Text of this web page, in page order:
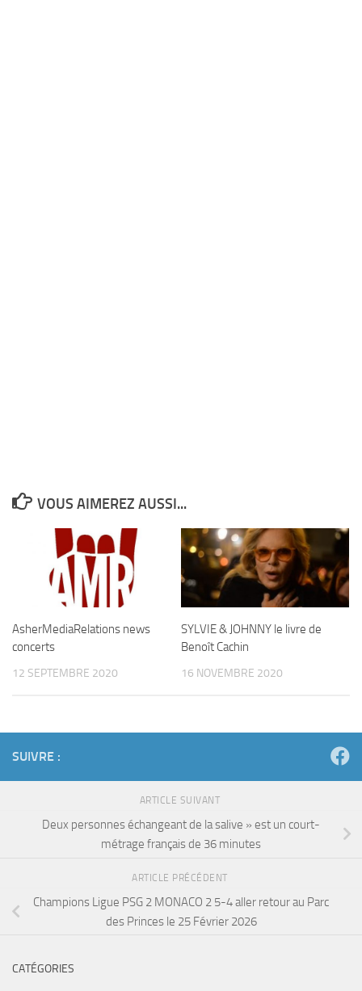
VOUS AIMEREZ AUSSI...
AsherMediaRelations news
concerts
12 SEPTEMBRE 2020
SYLVIE & JOHNNY le livre de
Benoît Cachin
16 NOVEMBRE 2020
SUIVRE :
ARTICLE SUIVANT
Deux personnes échangeant de la salive » est un court-
métrage français de 36 minutes
ARTICLE PRÉCÉDENT
Champions Ligue PSG 2 MONACO 2 5-4 aller retour au Parc
des Princes le 25 Février 2026
CATÉGORIES